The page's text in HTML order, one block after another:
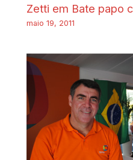
Zetti em Bate papo
maio 19, 2011